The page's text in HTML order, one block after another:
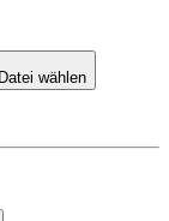
Datei wählen